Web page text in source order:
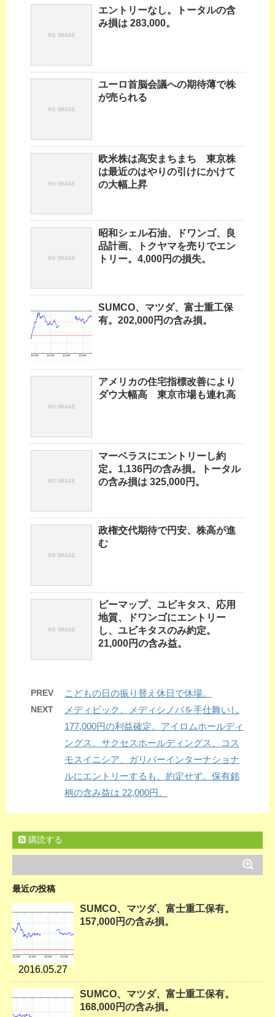
エントリーなし。トータルの含
み損は 283,000。
ユーロ首脳会議への期待薄で株
が売られる
欧米株は高安まちまち 東京株
は最近のはやりの引けにかけて
の大幅上昇
昭和シェル石油、ドワンゴ、良
品計画、トクヤマを売りでエン
トリー。4,000円の損失。
SUMCO、マツダ、富士重工保
有。202,000円の含み損。
アメリカの住宅指標改善により
ダウ大幅高 東京市場も連れ高
マーベラスにエントリーし約
定。1,136円の含み損。トータル
の含み損は 325,000円。
政権交代期待で円安、株高が進
む
ビーマップ、ユビキタス、応用
地質、ドワンゴにエントリー
し、ユビキタスのみ約定。
21,000円の含み益。
PREV こどもの日の振り替え休日で休場。
NEXT
メディビック、メディシノバを手仕舞いし
177,000円の利益確定。アイロムホールディ
ングス、サクセスホールディングス、コス
モスイニシア、ガリバーインターナショナ
ルにエントリーするも、約定せず。保有銘
柄の含み益は 22,000円。
購読する
最近の投稿
2016.05.27
SUMCO、マツダ、富士重工保有。
157,000円の含み損。
SUMCO、マツダ、富士重工保有。
168,000円の含み損。